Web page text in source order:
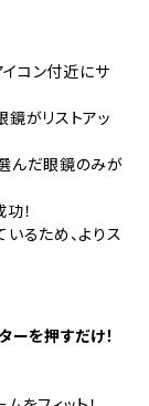
イコン付近にサ
がリストアッ
んだ眼鏡のみが
！
るため、よりス
を押すだけ！